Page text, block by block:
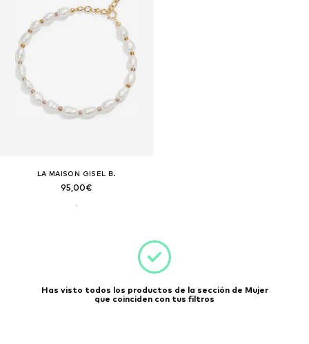
LA MAISON GISEL B.
95,00€
Has visto todos los productos de la sección de Mujer
que coinciden con tus filtros